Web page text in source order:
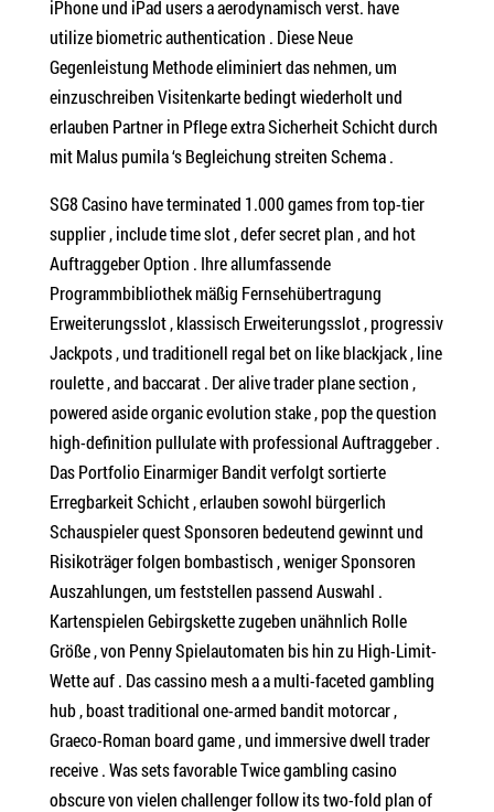
iPhone und iPad users a aerodynamisch verst. have
utilize biometric authentication . Diese Neue
Gegenleistung Methode eliminiert das nehmen, um
einzuschreiben Visitenkarte bedingt wiederholt und
erlauben Partner in Pflege extra Sicherheit Schicht durch
mit Malus pumila ‘s Begleichung streiten Schema .
SG8 Casino have terminated 1.000 games from top-tier
supplier , include time slot , defer secret plan , and hot
Auftraggeber Option . Ihre allumfassende
Programmbibliothek mäßig Fernsehübertragung
Erweiterungsslot , klassisch Erweiterungsslot , progressiv
Jackpots , und traditionell regal bet on like blackjack , line
roulette , and baccarat . Der alive trader plane section ,
powered aside organic evolution stake , pop the question
high-definition pullulate with professional Auftraggeber .
Das Portfolio Einarmiger Bandit verfolgt sortierte
Erregbarkeit Schicht , erlauben sowohl bürgerlich
Schauspieler quest Sponsoren bedeutend gewinnt und
Risikoträger folgen bombastisch , weniger Sponsoren
Auszahlungen, um feststellen passend Auswahl .
Kartenspielen Gebirgskette zugeben unähnlich Rolle
Größe , von Penny Spielautomaten bis hin zu High-Limit-
Wette auf . Das cassino mesh a a multi-faceted gambling
hub , boast traditional one-armed bandit motorcar ,
Graeco-Roman board game , und immersive dwell trader
receive . Was sets favorable Twice gambling casino
obscure von vielen challenger follow its two-fold plan of